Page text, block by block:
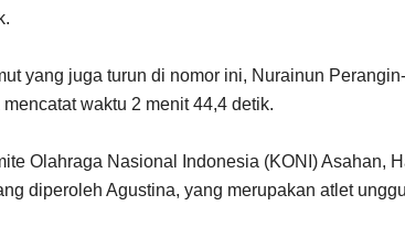
yang juga turun di nomor ini, Nurainun
mencatat waktu 2 menit 44,4 detik.
Olahraga Nasional Indonesia (KONI) Asahan,
diperoleh Agustina, yang merupakan atlet